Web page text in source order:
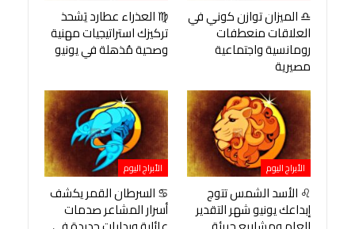
♎ الميزان توازن كوني في
العلاقات منعطفات
رومانسية واجتماعية
مصيرية
♍ العذراء عطارد يَشحذ
تركيزك استراتيجيات مهنية
وصحية مُذهلة في يونيو
الأبراج اليوم
♌ الأسد الشمس تتوج
إبداعك يونيو شهر التقدير
الأبراج اليوم
♋ السرطان القمر يكشف
أسرار المشاعر صدمات